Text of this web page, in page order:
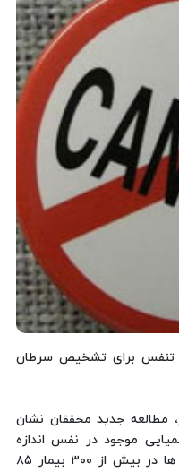
تنفس برای تشخیص سرطان
مطالعه جدید محققان نشان
آزمایش ۵ ماده شیمیایی موجود در نفس اندازه
گیری می شود. تشخیص این سرطان ها در بیش از ۳۰۰ بیمار ۸۵